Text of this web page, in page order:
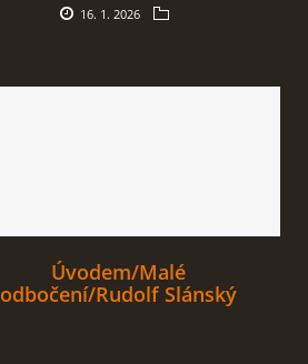
16. 1. 2026
Úvodem/Malé
odbočení/Rudolf Slánský